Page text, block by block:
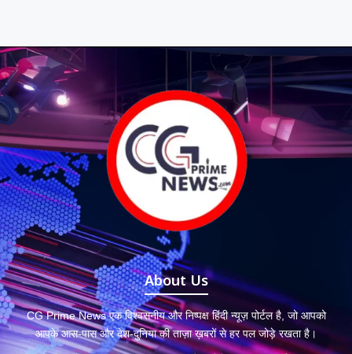
About Us
CG Prime News एक विश्वसनीय और निष्पक्ष हिंदी न्यूज़ पोर्टल है, जो आपको
आपके आस-पास और देश-दुनिया की ताज़ा ख़बरों से हर पल जोड़े रखता है।